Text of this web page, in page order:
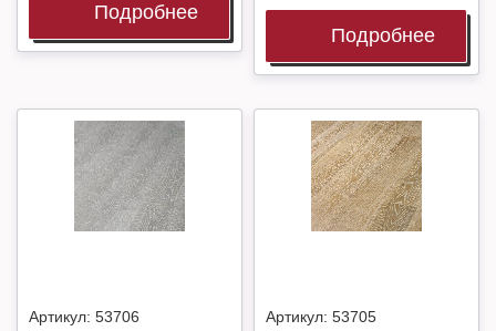
Подробнее
Подробнее
Артикул: 53706 Артикул: 53705